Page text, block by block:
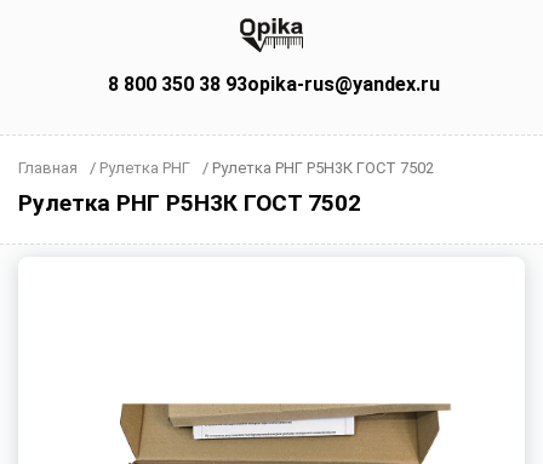
8 800 350 38 93opika-rus@yandex.ru
Главная / Рулетка РНГ / Рулетка РНГ Р5Н3К ГОСТ 7502
Рулетка РНГ Р5Н3К ГОСТ 7502